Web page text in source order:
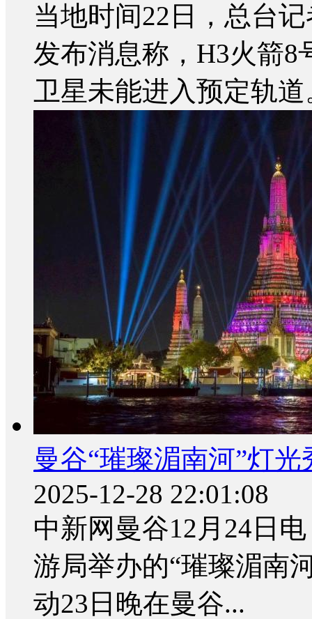
当地时间22日，总台
发布消息称，H3火箭8
卫星未能进入预定轨道
曼谷“璀璨湄南河”灯
2025-12-28 22:01:08
中新网曼谷12月24日
游局举办的“璀璨湄南
动23日晚在曼谷...